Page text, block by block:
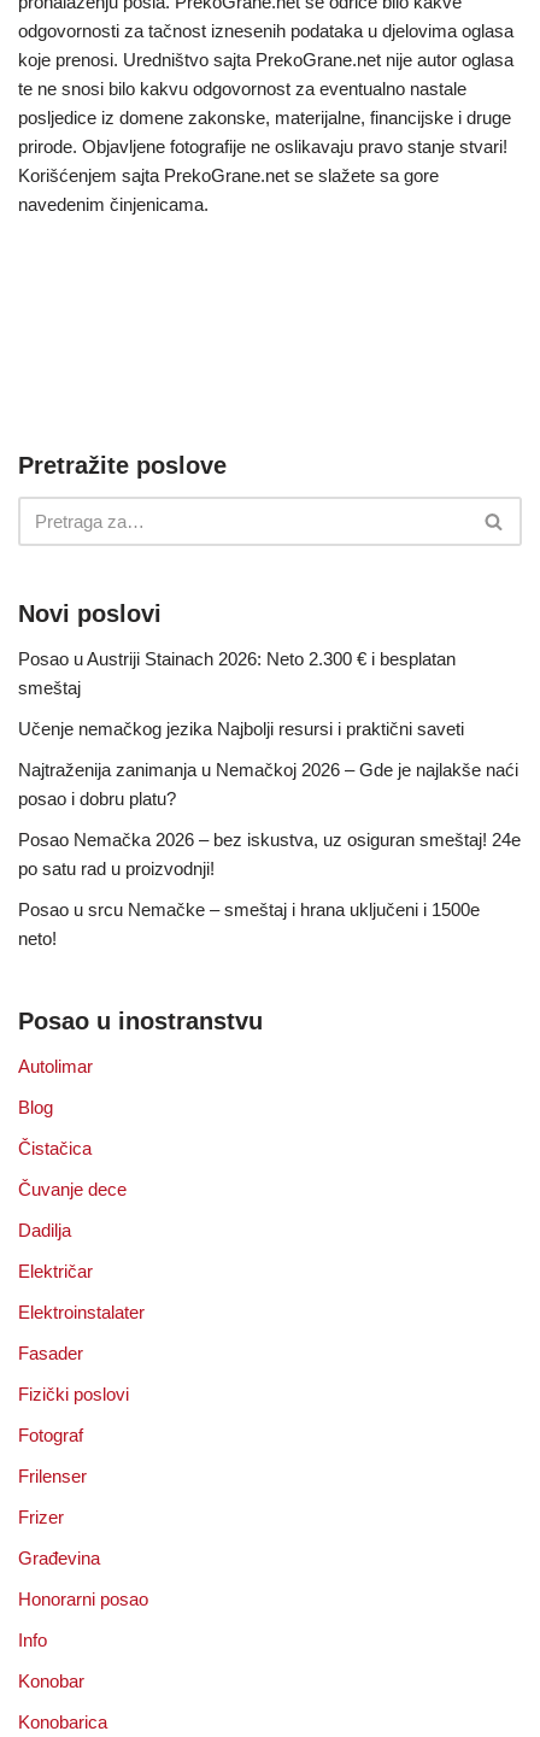
odgovornosti za tačnost iznesenih podataka u djelovima oglasa
koje prenosi. Uredništvo sajta PrekoGrane.net nije autor oglasa
te ne snosi bilo kakvu odgovornost za eventualno nastale
posljedice iz domene zakonske, materijalne, financijske i druge
prirode. Objavljene fotografije ne oslikavaju pravo stanje stvari!
Korišćenjem sajta PrekoGrane.net se slažete sa gore
navedenim činjenicama.
Pretražite poslove
Novi poslovi
Posao u Austriji Stainach 2026: Neto 2.300 € i besplatan
smeštaj
Učenje nemačkog jezika Najbolji resursi i praktični saveti
Najtraženija zanimanja u Nemačkoj 2026 – Gde je najlakše naći
posao i dobru platu?
Posao Nemačka 2026 – bez iskustva, uz osiguran smeštaj! 24e
po satu rad u proizvodnji!
Posao u srcu Nemačke – smeštaj i hrana uključeni i 1500e
neto!
Posao u inostranstvu
Autolimar
Blog
Čistačica
Čuvanje dece
Dadilja
Električar
Elektroinstalater
Fasader
Fizički poslovi
Fotograf
Frilenser
Frizer
Građevina
Honorarni posao
Info
Konobar
Konobarica